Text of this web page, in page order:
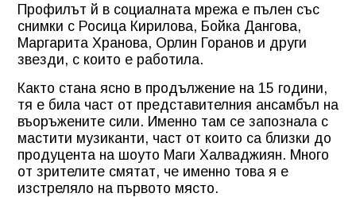
Профилът й в социалната мрежа е пълен със
снимки с Росица Кирилова, Бойка Дангова,
Маргарита Хранова, Орлин Горанов и други
звезди, с които е работила.
Както стана ясно в продължение на 15 години,
тя е била част от представителния ансамбъл на
въоръжените сили. Именно там се запознала с
мастити музиканти, част от които са близки до
продуцента на шоуто Маги Халваджиян. Много
от зрителите смятат, че именно това я е
изстреляло на първото място.